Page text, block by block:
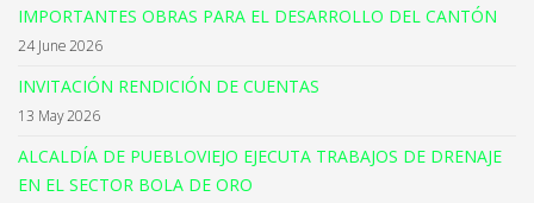
IMPORTANTES OBRAS PARA EL DESARROLLO DEL CANTÓN
24 June 2026
INVITACIÓN RENDICIÓN DE CUENTAS
13 May 2026
ALCALDÍA DE PUEBLOVIEJO EJECUTA TRABAJOS DE DRENAJE
EN EL SECTOR BOLA DE ORO